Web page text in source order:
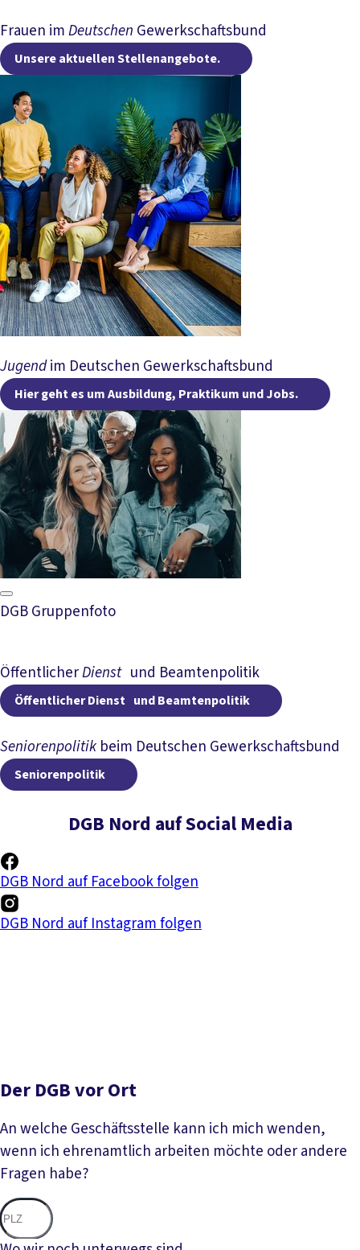
Frauen imDeutschen Gewerkschaftsbund
Unsere aktuellen Stellenangebote. Unsere
Jugendim Deutschen Gewerkschaftsbund
Hier geht es um Ausbildung, Praktikum und Jobs.
DGB Gruppenfoto
ÖffentlicherDienstund Beamtenpolitik
Öffentlicher Dienst und Beamtenpolitik
Seniorenpolitik beim Deutschen Gewerkschaftsbund
Seniorenpolitik Seniorenpolitik
DGB Nord auf Social Media
DGB Nord auf Facebook folgen
DGB Nord auf Instagram folgen
Der DGB vor Ort
An welche Geschäftsstelle kann ich mich wenden,
wenn ich ehrenamtlich arbeiten möchte oder andere
Fragen habe?